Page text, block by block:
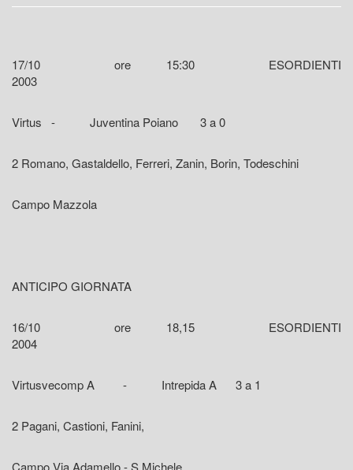
17/10 ore 15:30 ESORDIENTI
2003
Virtus - Juventina Poiano 3 a 0
2 Romano, Gastaldello, Ferreri, Zanin, Borin, Todeschini
Campo Mazzola
ANTICIPO GIORNATA
16/10 ore 18,15 ESORDIENTI
2004
Virtusvecomp A - Intrepida A 3 a 1
2 Pagani, Castioni, Fanini,